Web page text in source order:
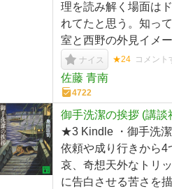
理を読み解く場面は
れてたと思う。知っ
室と西野の外見イメ
ナイス ★24 コメント
佐藤 青南
4722
御手洗潔の挨拶 (講談
★3 Kindle ・御手洗
依頼や成り行きから4
哀、奇想天外なトリ
に告白させる苦さを